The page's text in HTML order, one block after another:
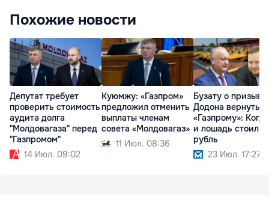
Похожие новости
Депутат требует
проверить стоимость
аудита долга
"Молдовагаза" перед
"Газпромом"
14 Июл. 09:02
Куюмжу: «Газпром»
предложил отменить
выплаты членам
совета «Молдовагаз»
11 Июл. 08:36
Бузату о призыве
Додона
«Газпрому»:
и лошадь стоила
рубль
23 Июл. 17:27